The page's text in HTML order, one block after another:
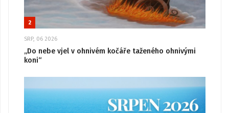
2
SRP, 06 2026
„Do nebe vjel v ohnivém kočáře taženého ohnivými
koni“